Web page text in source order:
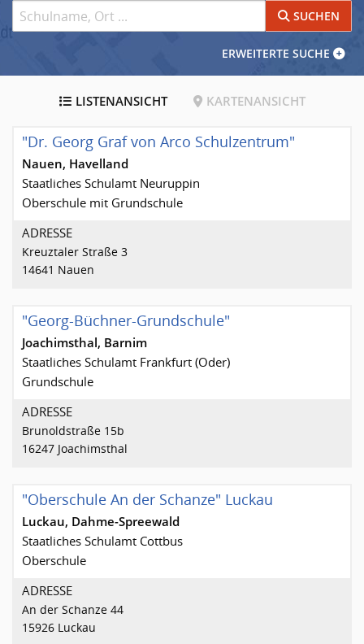
Schulname eingeben SUCHEN
ERWEITERTE SUCHE
LISTENANSICHT KARTENANSICHT
"Dr. Georg Graf von Arco Schulzentrum"
Nauen, Havelland
Staatliches Schulamt Neuruppin
Oberschule mit Grundschule
ADRESSE
Kreuztaler Straße 3
14641 Nauen
"Georg-Büchner-Grundschule"
Joachimsthal, Barnim
Staatliches Schulamt Frankfurt (Oder)
Grundschule
ADRESSE
Brunoldstraße 15b
16247 Joachimsthal
"Oberschule An der Schanze" Luckau
Luckau, Dahme-Spreewald
Staatliches Schulamt Cottbus
Oberschule
ADRESSE
An der Schanze 44
15926 Luckau